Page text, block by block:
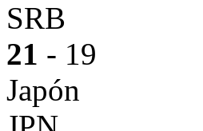
SRB
21 - 19
Japón